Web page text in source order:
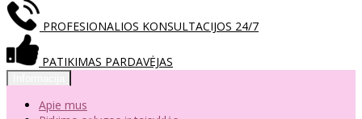
PROFESIONALIOS KONSULTACIJOS 24/7
PATIKIMAS PARDAVĖJAS
Apie mus